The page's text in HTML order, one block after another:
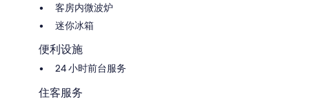
客房内微波炉
迷你冰箱
便利设施
24 小时前台服务
住客服务